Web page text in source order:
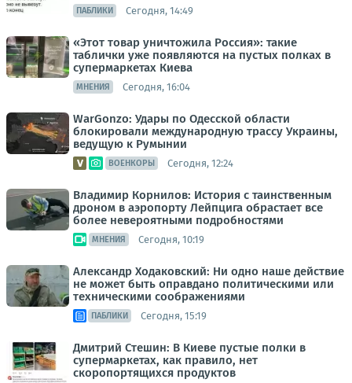
ПАБЛИКИ Сегодня, 14:49
«Этот товар уничтожила Россия»: такие
таблички уже появляются на пустых полках в
супермаркетах Киева
МНЕНИЯ Сегодня, 16:04
WarGonzo: Удары по Одесской области
блокировали международную трассу Украины,
ведущую к Румынии
ВОЕНКОРЫ Сегодня, 12:24
Владимир Корнилов: История с таинственным
дроном в аэропорту Лейпцига обрастает все
более невероятными подробностями
МНЕНИЯ Сегодня, 10:19
Александр Ходаковский: Ни одно наше действие
не может быть оправдано политическими или
техническими соображениями
ПАБЛИКИ Сегодня, 15:19
Дмитрий Стешин: В Киеве пустые полки в
супермаркетах, как правило, нет
скоропортящихся продуктов